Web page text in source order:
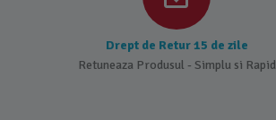
Drept de Retur 15 de zile
Retuneaza Produsul - Simplu si Rapid